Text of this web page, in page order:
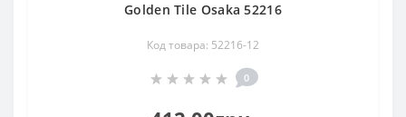
Golden Tile Osaka 52216
Код товара: 52216-12
0